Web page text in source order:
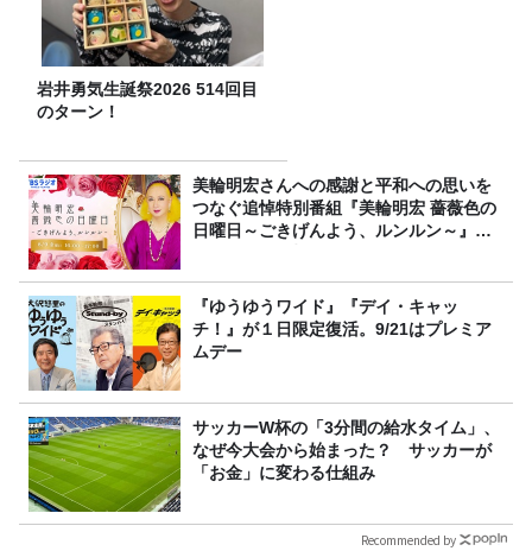
岩井勇気生誕祭2026 514回目
のターン！
美輪明宏さんへの感謝と平和への思いを
つなぐ追悼特別番組『美輪明宏 薔薇色の
日曜日～ごきげんよう、ルンルン～』
『ゆうゆうワイド』『デイ・キャッ
チ！』が１日限定復活。9/21はプレミア
ムデー
サッカーW杯の「3分間の給水タイム」、
なぜ今大会から始まった？ サッカーが
「お金」に変わる仕組み
Recommended by